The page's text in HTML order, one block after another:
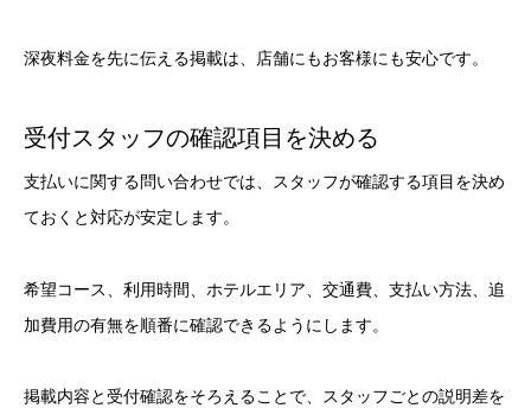
深夜料金を先に伝える掲載は、店舗にもお客様にも安心です。
受付スタッフの確認項目を決める
支払いに関する問い合わせでは、スタッフが確認する項目を決め
ておくと対応が安定します。
希望コース、利用時間、ホテルエリア、交通費、支払い方法、追
加費用の有無を順番に確認できるようにします。
掲載内容と受付確認をそろえることで、スタッフごとの説明差を